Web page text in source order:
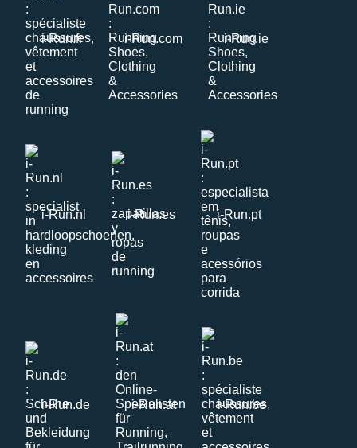
i-Run.fr i-Run.com i-Run.ie
i-Run.nl i-Run.es i-Run.pt
i-Run.de i-Run.at i-Run.be